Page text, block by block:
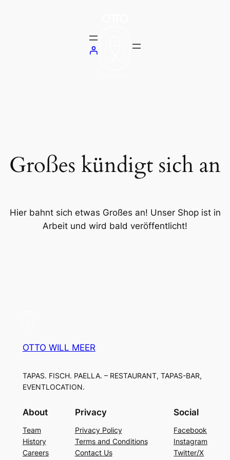
Großes kündigt sich an
Hier bahnt sich etwas Großes an! Unser Shop ist in
Arbeit und wird bald veröffentlicht!
OTTO WILL MEER
TAPAS. FISCH. PAELLA. – RESTAURANT, TAPAS-BAR,
EVENTLOCATION.
About
Team
History
Careers
Privacy
Privacy Policy
Terms and Conditions
Contact Us
Social
Facebook
Instagram
Twitter/X